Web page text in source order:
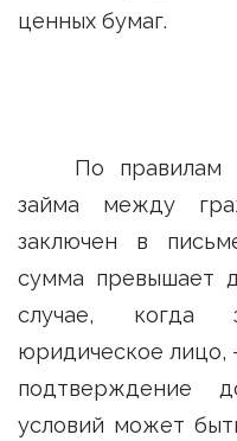
ценных бумаг.
По
займа между
заключен в
сумма превышает
случае, когда
юридическое лицо,
подтверждение
условий может